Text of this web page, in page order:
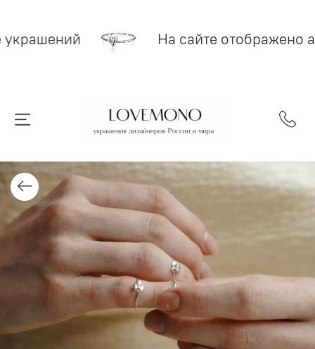
На сайте отображено